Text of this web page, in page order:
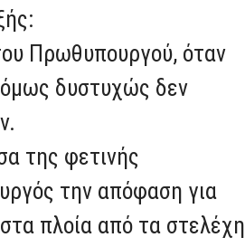
Πρωθυπουργού, όταν
όμως δυστυχώς δεν
της φετινής
​την απόφαση για
πλοία από τα στελέχη